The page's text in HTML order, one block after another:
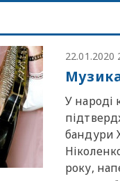
22.01.2020
У народі
бандури
року,